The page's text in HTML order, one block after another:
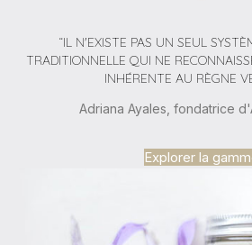
“IL N'EXISTE PAS UN SEUL
TRADITIONNELLE QUI NE
INHÉRENTE AU RÈGNE
Adriana Ayales, fondatrice
Explorer la